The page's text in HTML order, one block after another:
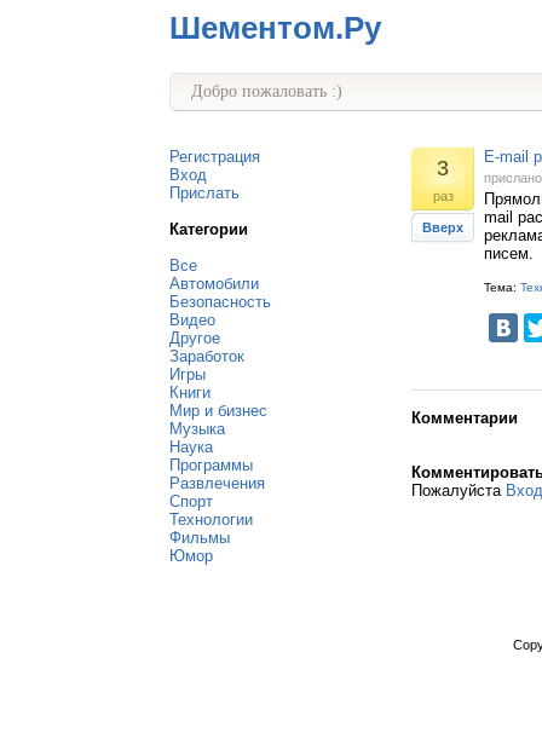
Шементом.Ру
Добро пожаловать :)
Регистрация
Вход
Прислать
Категории
Все
Автомобили
Безопасность
Видео
Другое
Заработок
Игры
Книги
Мир и бизнес
Музыка
Наука
Программы
Развлечения
Спорт
Технологии
Фильмы
Юмор
3
раз
Вверх
E-mail
mail
писем.
Тема:
Комментарии
Пожалуйста Вход